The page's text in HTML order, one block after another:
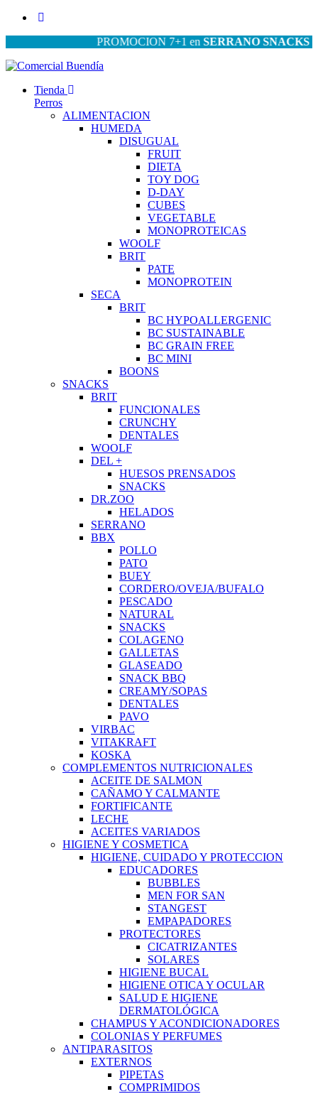
PROMOCION 7+1 enSERRANO SNACKS|
Tienda
Perros
ALIMENTACION
HUMEDA
DISUGUAL
FRUIT
DIETA
TOY DOG
D-DAY
CUBES
VEGETABLE
MONOPROTEICAS
WOOLF
BRIT
PATE
MONOPROTEIN
SECA
BRIT
BC HYPOALLERGENIC
BC SUSTAINABLE
BC GRAIN FREE
BC MINI
BOONS
SNACKS
BRIT
FUNCIONALES
CRUNCHY
DENTALES
WOOLF
DEL +
HUESOS PRENSADOS
SNACKS
DR.ZOO
HELADOS
SERRANO
BBX
POLLO
PATO
BUEY
CORDERO/OVEJA/BUFALO
PESCADO
NATURAL
SNACKS
COLAGENO
GALLETAS
GLASEADO
SNACK BBQ
CREAMY/SOPAS
DENTALES
PAVO
VIRBAC
VITAKRAFT
KOSKA
COMPLEMENTOS NUTRICIONALES
ACEITE DE SALMON
CAÑAMO Y CALMANTE
FORTIFICANTE
LECHE
ACEITES VARIADOS
HIGIENE Y COSMETICA
HIGIENE, CUIDADO Y PROTECCION
EDUCADORES
BUBBLES
MEN FOR SAN
STANGEST
EMPAPADORES
PROTECTORES
CICATRIZANTES
SOLARES
HIGIENE BUCAL
HIGIENE OTICA Y OCULAR
SALUD E HIGIENE
DERMATOLÓGICA
CHAMPUS Y ACONDICIONADORES
COLONIAS Y PERFUMES
ANTIPARASITOS
EXTERNOS
PIPETAS
COMPRIMIDOS